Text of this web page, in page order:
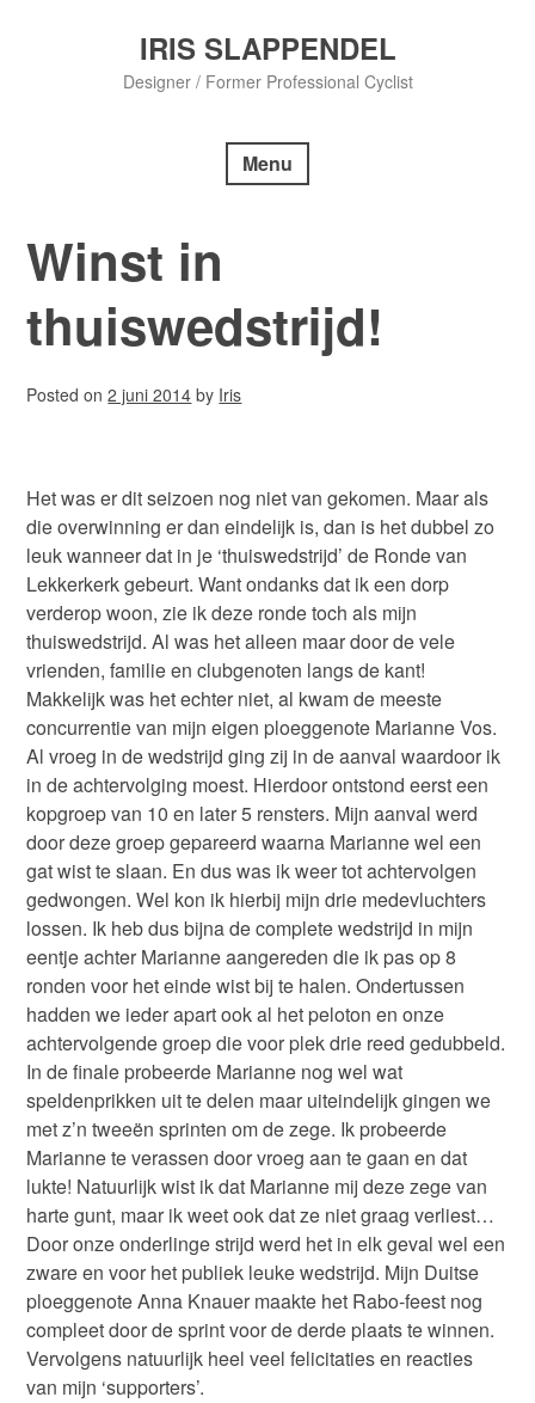
IRIS SLAPPENDEL
Designer / Former Professional Cyclist
Menu
Winst in
thuiswedstrijd!
Posted on2 juni 2014 by Iris
Het was er dit seizoen nog niet van gekomen. Maar als
die overwinning er dan eindelijk is, dan is het dubbel zo
leuk wanneer dat in je ‘thuiswedstrijd’ de Ronde van
Lekkerkerk gebeurt. Want ondanks dat ik een dorp
verderop woon, zie ik deze ronde toch als mijn
thuiswedstrijd. Al was het alleen maar door de vele
vrienden, familie en clubgenoten langs de kant!
Makkelijk was het echter niet, al kwam de meeste
concurrentie van mijn eigen ploeggenote Marianne Vos.
Al vroeg in de wedstrijd ging zij in de aanval waardoor ik
in de achtervolging moest. Hierdoor ontstond eerst een
kopgroep van 10 en later 5 rensters. Mijn aanval werd
door deze groep gepareerd waarna Marianne wel een
gat wist te slaan. En dus was ik weer tot achtervolgen
gedwongen. Wel kon ik hierbij mijn drie medevluchters
lossen. Ik heb dus bijna de complete wedstrijd in mijn
eentje achter Marianne aangereden die ik pas op 8
ronden voor het einde wist bij te halen. Ondertussen
hadden we ieder apart ook al het peloton en onze
achtervolgende groep die voor plek drie reed gedubbeld.
In de finale probeerde Marianne nog wel wat
speldenprikken uit te delen maar uiteindelijk gingen we
met z’n tweeën sprinten om de zege. Ik probeerde
Marianne te verassen door vroeg aan te gaan en dat
lukte! Natuurlijk wist ik dat Marianne mij deze zege van
harte gunt, maar ik weet ook dat ze niet graag verliest…
Door onze onderlinge strijd werd het in elk geval wel een
zware en voor het publiek leuke wedstrijd. Mijn Duitse
ploeggenote Anna Knauer maakte het Rabo-feest nog
compleet door de sprint voor de derde plaats te winnen.
Vervolgens natuurlijk heel veel felicitaties en reacties
van mijn ‘supporters’.